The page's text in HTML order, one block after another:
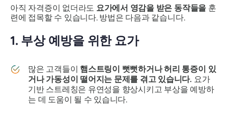
아직 자격증이 없더라도 요가에서 영감을 받은 동작들을 훈
련에 접목할 수 있습니다. 방법은 다음과 같습니다.
1. 부상 예방을 위한 요가
많은 고객들이 햄스트링이 뻣뻣하거나 허리 통증이 있
거나 가동성이 떨어지는 문제를 겪고 있습니다. 요가
기반 스트레칭은 유연성을 향상시키고 부상을 예방하
는 데 도움이 될 수 있습니다.